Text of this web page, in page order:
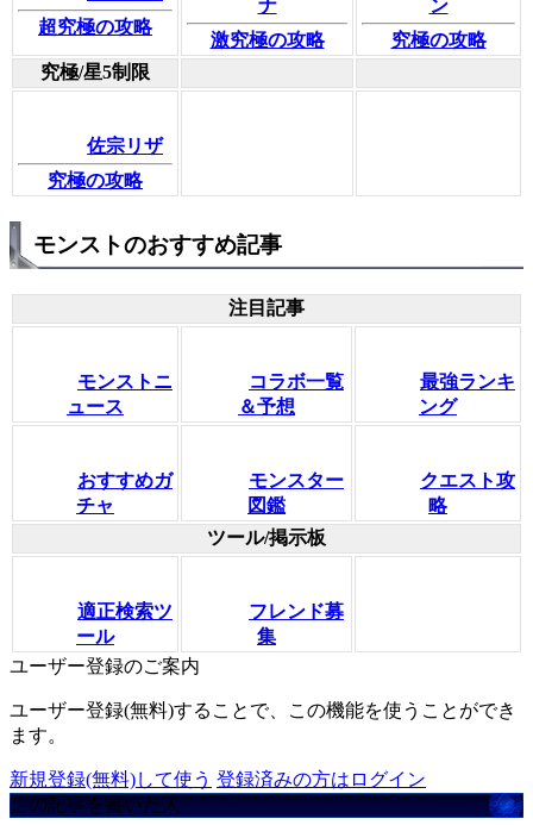
超究極の攻略
ナ
激究極の攻略
ン
究極の攻略
究極/星5制限
佐宗リザ
究極の攻略
モンストのおすすめ記事
注目記事
モンストニ
ュース
コラボ一覧
＆予想
最強ランキ
ング
おすすめガ
チャ
モンスター
図鑑
クエスト攻
略
ツール/掲示板
適正検索ツ
ール
フレンド募
集
ユーザー登録のご案内
ユーザー登録(無料)することで、この機能を使うことができ
ます。
新規登録(無料)して使う 登録済みの方はログイン
この記事を書いた人